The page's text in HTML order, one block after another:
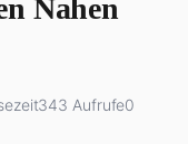
Nahen
343 Aufrufe0